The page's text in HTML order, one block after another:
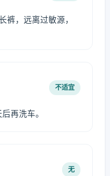
裤，远离过敏源，
不适宜
再洗车。
无